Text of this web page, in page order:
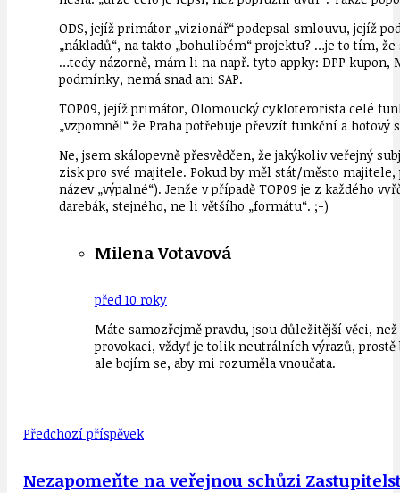
ODS, jejíž primátor „vizionář“ podepsal smlouvu, jejíž
„nákladů“, na takto „bohulibém“ projektu? …je to tím,
…tedy názorně, mám li na např. tyto appky: DPP kupon,
podmínky, nemá snad ani SAP.
TOP09, jejíž primátor, Olomoucký cykloterorista celé
„vzpomněl“ že Praha potřebuje převzít funkční a
Ne, jsem skálopevně přesvědčen, že jakýkoliv veřejný
zisk pro své majitele. Pokud by měl stát/město majitele,
název „výpalné“). Jenže v případě TOP09 je z každého
darebák, stejného, ne li většího „formátu“. ;-)
Milena Votavová
před 10 roky
Máte samozřejmě pravdu, jsou důležitější věci,
provokaci, vždyť je tolik neutrálních výrazů,
ale bojím se, aby mi rozuměla vnoučata.
Předchozí příspěvek
Nezapomeňte na veřejnou schůzi